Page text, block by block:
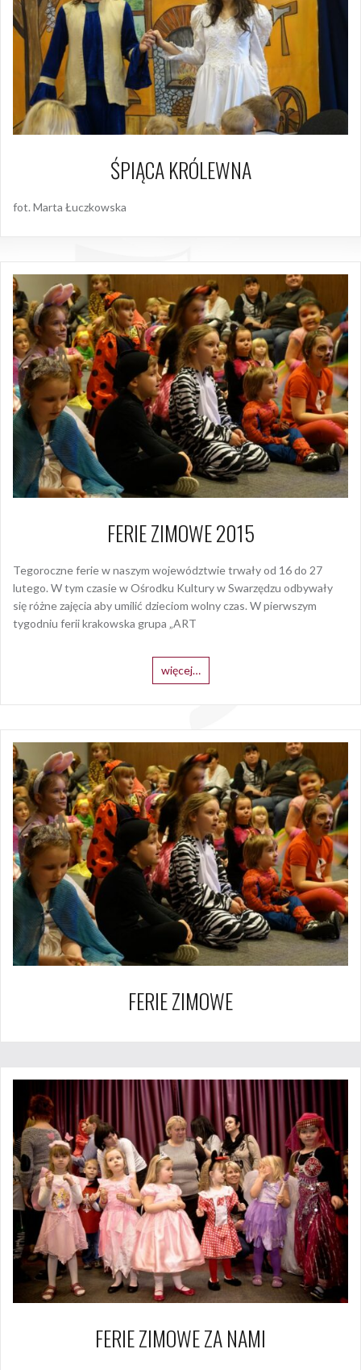
ŚPIĄCA KRÓLEWNA
fot. Marta Łuczkowska
FERIE ZIMOWE 2015
Tegoroczne ferie w naszym województwie trwały od 16 do 27
lutego. W tym czasie w Ośrodku Kultury w Swarzędzu odbywały
się różne zajęcia aby umilić dzieciom wolny czas. W pierwszym
tygodniu ferii krakowska grupa „ART
więcej…
FERIE ZIMOWE
FERIE ZIMOWE ZA NAMI